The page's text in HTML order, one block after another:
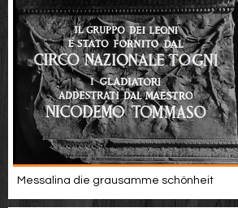
Messalina die grausamme schönheit